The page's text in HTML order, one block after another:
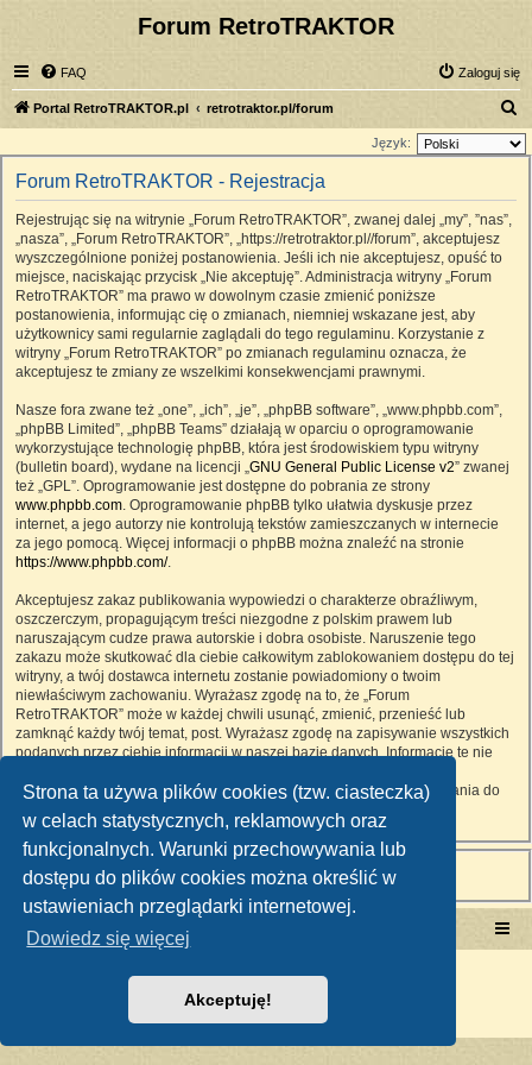
Strona ta używa plików cookies (tzw. ciasteczka)
w celach statystycznych, reklamowych oraz
funkcjonalnych. Warunki przechowywania lub
dostępu do plików cookies można określić w
ustawieniach przeglądarki internetowej.
Dowiedz się więcej
Akceptuję!
Forum RetroTRAKTOR
FAQ Zaloguj się
Portal RetroTRAKTOR.pl retrotraktor.pl/forum
z
Język:
Forum RetroTRAKTOR - Rejestracja
Rejestrując się na witrynie „Forum RetroTRAKTOR”, zwanej dalej „my”, ”nas”,
„nasza”, „Forum RetroTRAKTOR”, „https://retrotraktor.pl//forum”, akceptujesz
wyszczególnione poniżej postanowienia. Jeśli ich nie akceptujesz, opuść to
miejsce, naciskając przycisk „Nie akceptuję”. Administracja witryny „Forum
RetroTRAKTOR” ma prawo w dowolnym czasie zmienić poniższe
postanowienia, informując cię o zmianach, niemniej wskazane jest, aby
użytkownicy sami regularnie zaglądali do tego regulaminu. Korzystanie z
witryny „Forum RetroTRAKTOR” po zmianach regulaminu oznacza, że
akceptujesz te zmiany ze wszelkimi konsekwencjami prawnymi.
Nasze fora zwane też „one”, „ich”, „je”, „phpBB software”, „www.phpbb.com”,
„phpBB Limited”, „phpBB Teams” działają w oparciu o oprogramowanie
wykorzystujące technologię phpBB, która jest środowiskiem typu witryny
(bulletin board), wydane na licencji „GNU General Public License v2” zwanej
też „GPL”. Oprogramowanie jest dostępne do pobrania ze strony
www.phpbb.com. Oprogramowanie phpBB tylko ułatwia dyskusje przez
internet, a jego autorzy nie kontrolują tekstów zamieszczanych w internecie
za jego pomocą. Więcej informacji o phpBB można znaleźć na stronie
https://www.phpbb.com/.
Akceptujesz zakaz publikowania wypowiedzi o charakterze obraźliwym,
oszczerczym, propagującym treści niezgodne z polskim prawem lub
naruszającym cudze prawa autorskie i dobra osobiste. Naruszenie tego
zakazu może skutkować dla ciebie całkowitym zablokowaniem dostępu do tej
witryny, a twój dostawca internetu zostanie powiadomiony o twoim
niewłaściwym zachowaniu. Wyrażasz zgodę na to, że „Forum
RetroTRAKTOR” może w każdej chwili usunąć, zmienić, przenieść lub
zamknąć każdy twój temat, post. Wyrażasz zgodę na zapisywanie wszystkich
podanych przez ciebie informacji w naszej bazie danych. Informacje te nie
RetroTRAKTOR”, ani phpBB nie ponosi odpowiedzialności za włamania do
witryny, podczas których może dojść do kradzieży danych.
Portal RetroTRAKTOR.pl
Polski pakiet językowy dostarcza